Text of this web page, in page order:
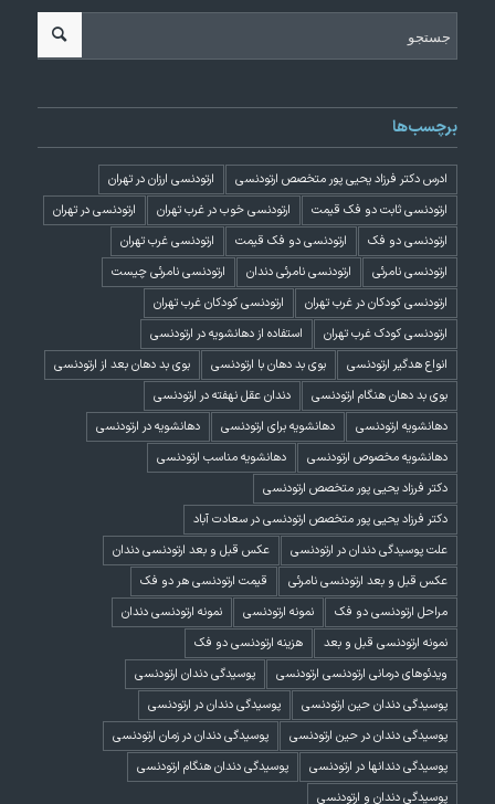
برچسب‌ها
ادرس دکتر فرزاد یحیی پور متخصص ارتودنسی
ارتودنسی ارزان در تهران
ارتودنسی ثابت دو فک قیمت
ارتودنسی خوب در غرب تهران
ارتودنسی در تهران
ارتودنسی دو فک
ارتودنسی دو فک قیمت
ارتودنسی غرب تهران
ارتودنسی نامرئی
ارتودنسی نامرئی دندان
ارتودنسی نامرئی چیست
ارتودنسی کودکان در غرب تهران
ارتودنسی کودکان غرب تهران
ارتودنسی کودک غرب تهران
استفاده از دهانشویه در ارتودنسی
انواع هدگیر ارتودنسی
بوی بد دهان با ارتودنسی
بوی بد دهان بعد از ارتودنسی
بوی بد دهان هنگام ارتودنسی
دندان عقل نهفته در ارتودنسی
دهانشویه ارتودنسی
دهانشویه برای ارتودنسی
دهانشویه در ارتودنسی
دهانشویه مخصوص ارتودنسی
دهانشویه مناسب ارتودنسی
دکتر فرزاد یحیی پور متخصص ارتودنسی
دکتر فرزاد یحیی پور متخصص ارتودنسی در سعادت آباد
علت پوسیدگی دندان در ارتودنسی
عکس قبل و بعد ارتودنسی دندان
عکس قبل و بعد ارتودنسی نامرئی
قیمت ارتودنسی هر دو فک
مراحل ارتودنسی دو فک
نمونه ارتودنسی
نمونه ارتودنسی دندان
نمونه ارتودنسی قبل و بعد
هزینه ارتودنسی دو فک
ویدئوهای درمانی ارتودنسی ارتودنسی
پوسیدگی دندان ارتودنسی
پوسیدگی دندان حین ارتودنسی
پوسیدگی دندان در ارتودنسی
پوسیدگی دندان در حین ارتودنسی
پوسیدگی دندان در زمان ارتودنسی
پوسیدگی دندانها در ارتودنسی
پوسیدگی دندان هنگام ارتودنسی
پوسیدگی دندان و ارتودنسی